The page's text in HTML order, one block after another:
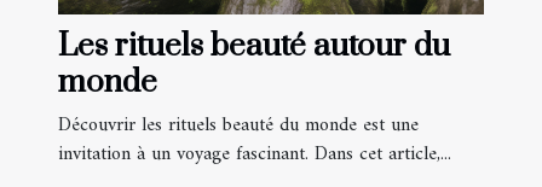
Les rituels beauté autour du
monde
Découvrir les rituels beauté du monde est une
invitation à un voyage fascinant. Dans cet article,...